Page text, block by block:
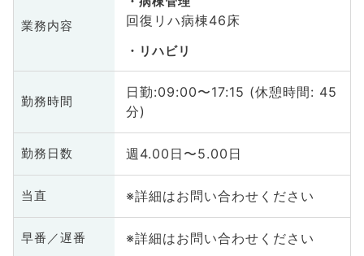
業務内容 回復リハ病棟46床
リハビリ
勤務時間
日勤:09:00〜17:15 (休憩時間: 45
分)
勤務日数 週4.00日〜5.00日
当直 ※詳細はお問い合わせください
早番／遅番 ※詳細はお問い合わせください